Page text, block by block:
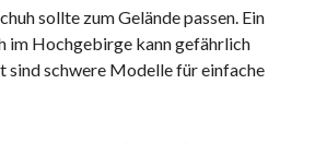
sollte zum Gelände passen. Ein
im Hochgebirge kann gefährlich
sind schwere Modelle für einfache